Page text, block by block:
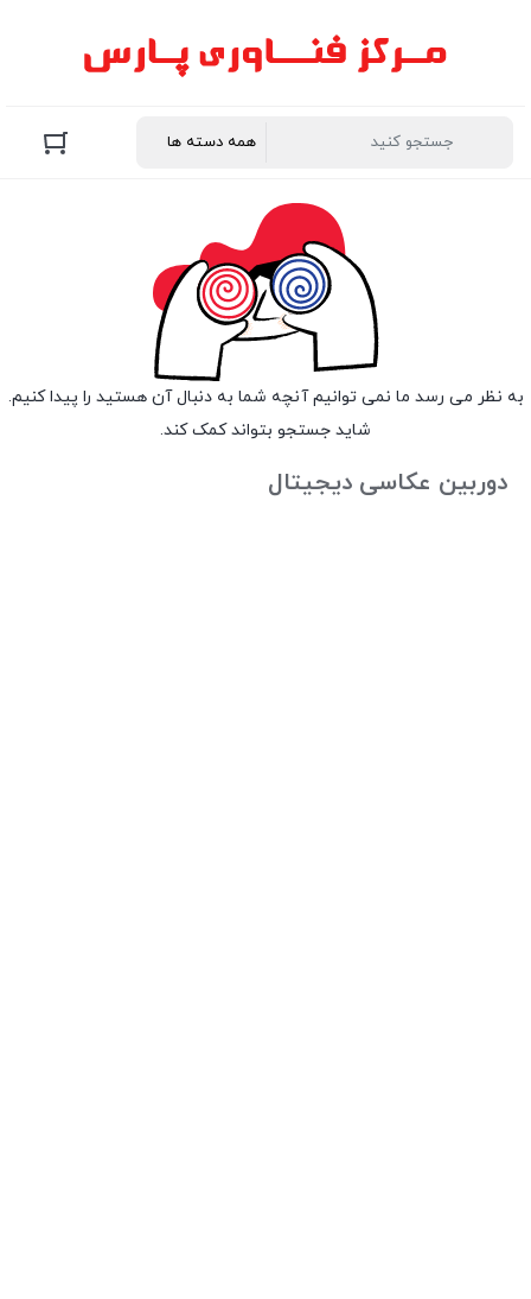
به نظر می رسد ما نمی توانیم آنچه شما به دنبال آن هستید را پیدا کنیم.
شاید جستجو بتواند کمک کند.
دوربین عکاسی دیجیتال